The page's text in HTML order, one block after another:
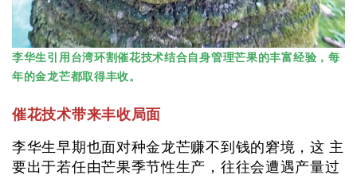
李华生引用台湾环割催花技术结合自身管理芒果的丰富经验，每
年的金龙芒都取得丰收。
催花技术带来丰收局面
李华生早期也面对种金龙芒赚不到钱的窘境，这 主
要出于若任由芒果季节性生产，往往会遭遇产量过